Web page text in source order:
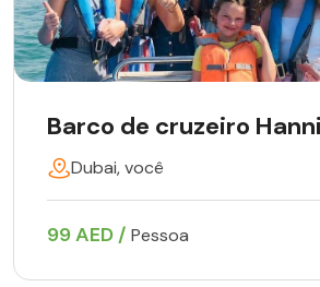
Barco de cruzeiro
Dubai, você
99 AED / Pessoa